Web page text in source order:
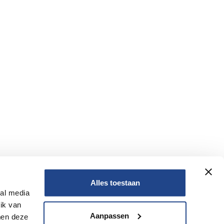
media
van
deze
Alles toestaan
Aanpassen